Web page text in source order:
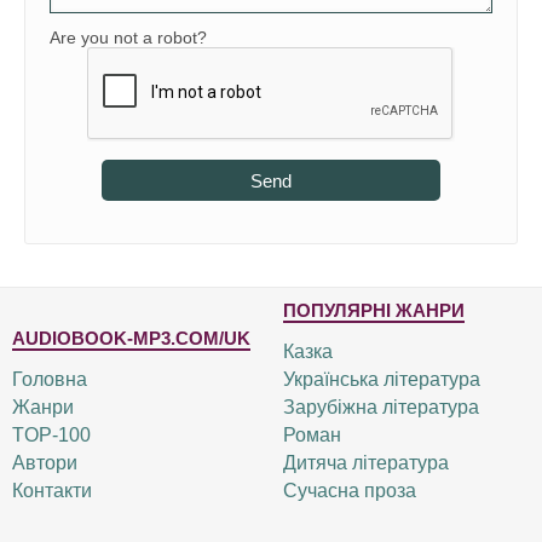
Are you not a robot?
Send
AUDIOBOOK-MP3.COM/UK
Головна
Жанри
TOP-100
Автори
Контакти
ПОПУЛЯРНІ ЖАНРИ
Казка
Українська література
Зарубіжна література
Роман
Дитяча література
Сучасна проза